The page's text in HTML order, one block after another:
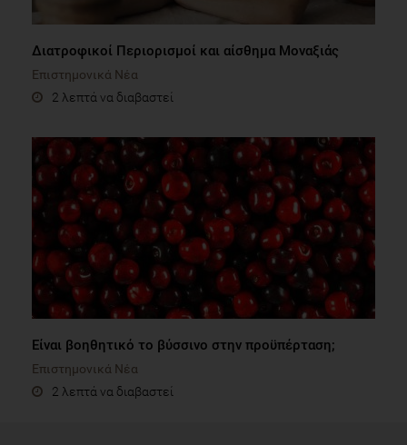
Διατροφικοί Περιορισμοί και αίσθημα Μοναξιάς
Επιστημονικά Νέα
2 λεπτά να διαβαστεί
Είναι βοηθητικό το βύσσινο στην προϋπέρταση;
Επιστημονικά Νέα
2 λεπτά να διαβαστεί